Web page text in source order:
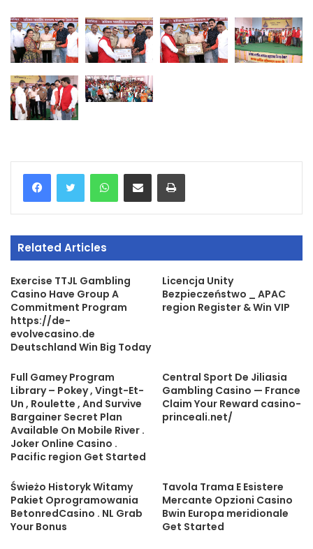
WhatsApp
Share via Email Print
Related Articles
Exercise TTJL Gambling
Casino Have Group A
Commitment Program
https://de-
evolvecasino.de
Deutschland Win Big Today
Licencja Unity
Bezpieczeństwo _ APAC
region Register & Win VIP
Full Gamey Program
Library – Pokey , Vingt-Et-
Un , Roulette , And Survive
Bargainer Secret Plan
Available On Mobile River .
Joker Online Casino .
Pacific region Get Started
Central Sport De Jiliasia
Gambling Casino — France
Claim Your Reward casino-
princeali.net/
Świeżo Historyk Witamy
Pakiet Oprogramowania
BetonredCasino . NL Grab
Your Bonus
Tavola Trama E Esistere
Mercante Opzioni Casino
Bwin Europa meridionale
Get Started